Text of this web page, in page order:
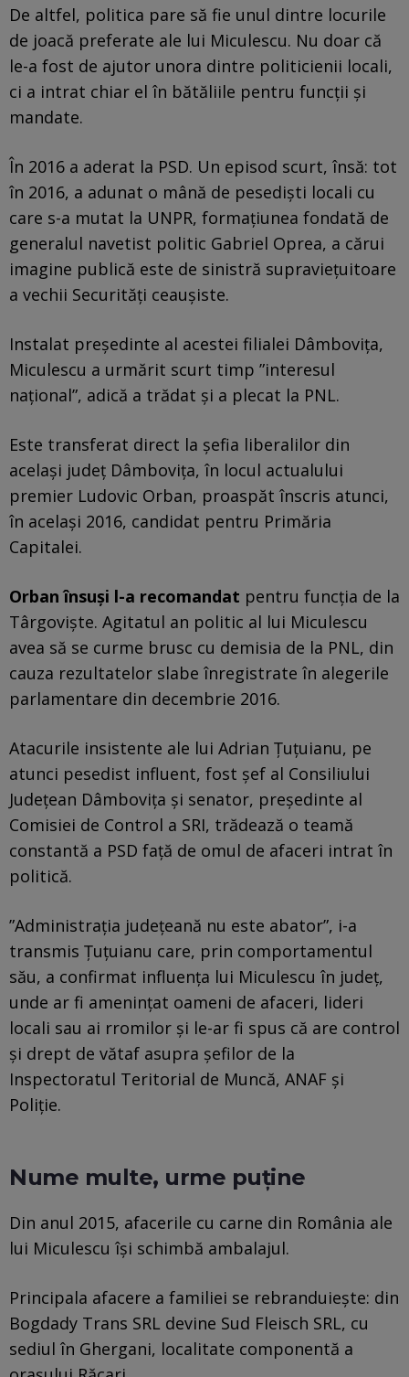
De altfel, politica pare să fie unul dintre locurile
de joacă preferate ale lui Miculescu. Nu doar că
le-a fost de ajutor unora dintre politicienii locali,
ci a intrat chiar el în bătăliile pentru funcții și
mandate.
În 2016 a aderat la PSD. Un episod scurt, însă: tot
în 2016, a adunat o mână de pesediști locali cu
care s-a mutat la UNPR, formațiunea fondată de
generalul navetist politic Gabriel Oprea, a cărui
imagine publică este de sinistră supraviețuitoare
a vechii Securități ceaușiste.
Instalat președinte al acestei filialei Dâmbovița,
Miculescu a urmărit scurt timp ”interesul
național”, adică a trădat și a plecat la PNL.
Este transferat direct la șefia liberalilor din
același județ Dâmbovița, în locul actualului
premier Ludovic Orban, proaspăt înscris atunci,
în același 2016, candidat pentru Primăria
Capitalei.
Orban însuși l-a recomandat pentru funcția de la
Târgoviște. Agitatul an politic al lui Miculescu
avea să se curme brusc cu demisia de la PNL, din
cauza rezultatelor slabe înregistrate în alegerile
parlamentare din decembrie 2016.
Atacurile insistente ale lui Adrian Țuțuianu, pe
atunci pesedist influent, fost șef al Consiliului
Județean Dâmbovița și senator, președinte al
Comisiei de Control a SRI, trădează o teamă
constantă a PSD față de omul de afaceri intrat în
politică.
”Administrația județeană nu este abator”, i-a
transmis Țuțuianu care, prin comportamentul
său, a confirmat influența lui Miculescu în județ,
unde ar fi amenințat oameni de afaceri, lideri
locali sau ai rromilor și le-ar fi spus că are control
și drept de vătaf asupra șefilor de la
Inspectoratul Teritorial de Muncă, ANAF și
Poliție.
Nume multe, urme puține
Din anul 2015, afacerile cu carne din România ale
lui Miculescu își schimbă ambalajul.
Principala afacere a familiei se rebranduiește: din
Bogdady Trans SRL devine Sud Fleisch SRL, cu
sediul în Ghergani, localitate componentă a